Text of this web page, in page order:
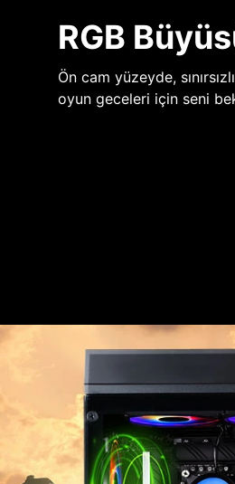
RGB
Ön cam yüzeyde,
oyun geceleri için seni